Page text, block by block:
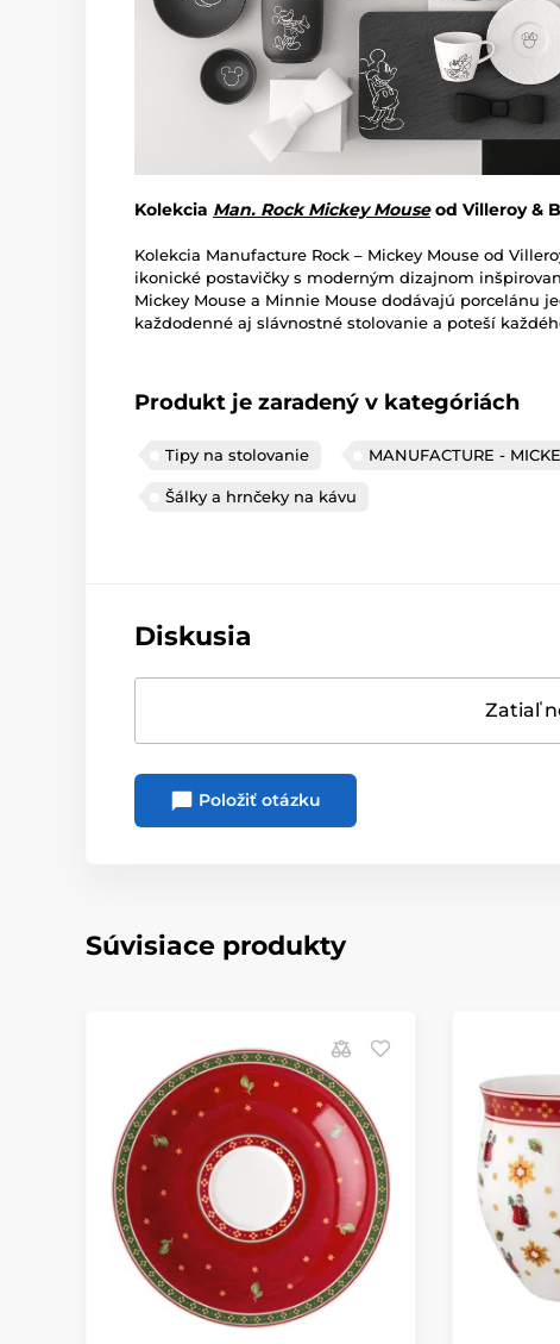
Kolekcia Man. Rock Mickey Mouseod Villeroy &
Kolekcia Manufacture Rock – Mickey Mouse od
ikonické postavičky s moderným dizajnom
Mickey Mouse a Minnie Mouse dodávajú porcelánu
každodenné aj slávnostné stolovanie a poteší
Produkt je zaradený v kategóriách
Tipy na stolovanie MANUFACTURE -
Šálky a hrnčeky na kávu
Diskusia
Zatiaľ
Položiť otázku
Súvisiace produkty